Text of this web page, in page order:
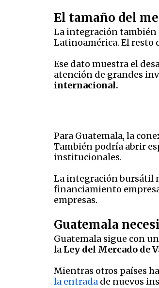
El tamaño del
La integración también
Latinoamérica. El resto
Ese dato muestra el
atención de grandes
internacional.
Para Guatemala, la
También podría abrir
institucionales.
La integración bursátil
financiamiento
empresas.
Guatemala
Guatemala sigue con
la Ley del Mercado de
Mientras otros países
la entrada de nuevos